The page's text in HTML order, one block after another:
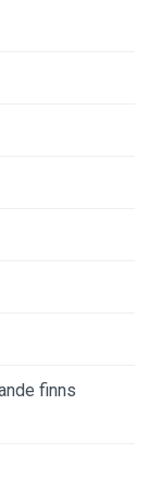
finns